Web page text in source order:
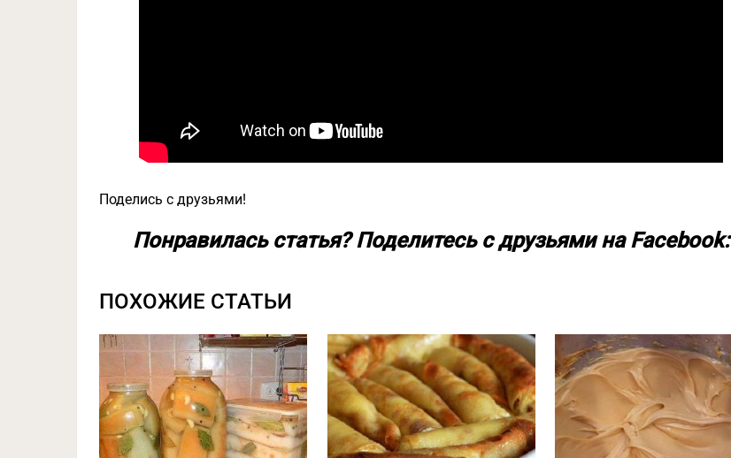
Поделись с друзьями!
Понравилась статья? Поделитесь с друзьями на Facebook:
ПОХОЖИЕ СТАТЬИ